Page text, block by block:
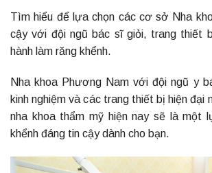
Tìm hiểu để lựa chọn các cơ sở Nha
cậy với đội ngũ bác sĩ giỏi, trang thiết
hành làm răng khểnh.
Nha khoa Phương Nam với đội ngũ y
kinh nghiệm và các trang thiết bị hiện đại
nha khoa thẩm mỹ hiện nay sẽ là một
khểnh đáng tin cậy dành cho bạn.